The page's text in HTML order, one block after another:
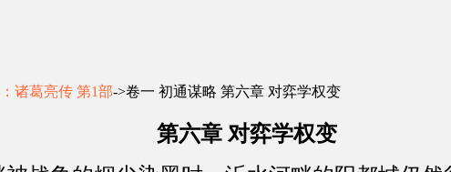
诸葛亮传 第1部->卷一 初通谋略 第六章 对弈学权变
第六章 对弈学权变